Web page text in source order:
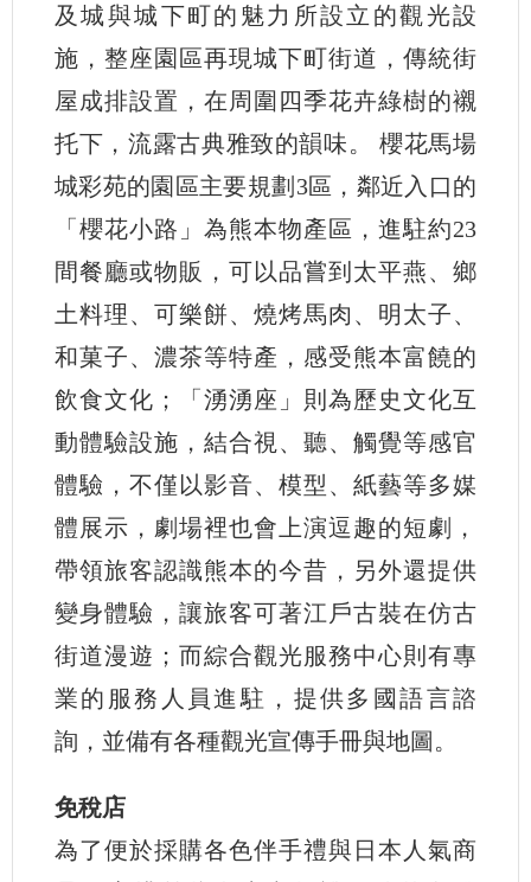
及城與城下町的魅力所設立的觀光設
施，整座園區再現城下町街道，傳統街
屋成排設置，在周圍四季花卉綠樹的襯
托下，流露古典雅致的韻味。 櫻花馬場
城彩苑的園區主要規劃3區，鄰近入口的
「櫻花小路」為熊本物產區，進駐約23
間餐廳或物販，可以品嘗到太平燕、鄉
土料理、可樂餅、燒烤馬肉、明太子、
和菓子、濃茶等特產，感受熊本富饒的
飲食文化；「湧湧座」則為歷史文化互
動體驗設施，結合視、聽、觸覺等感官
體驗，不僅以影音、模型、紙藝等多媒
體展示，劇場裡也會上演逗趣的短劇，
帶領旅客認識熊本的今昔，另外還提供
變身體驗，讓旅客可著江戶古裝在仿古
街道漫遊；而綜合觀光服務中心則有專
業的服務人員進駐，提供多國語言諮
詢，並備有各種觀光宣傳手冊與地圖。
免稅店
為了便於採購各色伴手禮與日本人氣商